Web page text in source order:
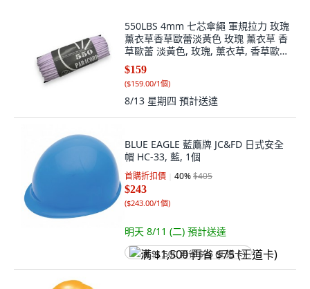
550LBS 4mm 七芯傘繩 軍規拉力 玫瑰
薰衣草香草歐蕾淡黃色 玫瑰 薰衣草 香
草歐蕾 淡黃色, 玫瑰, 薰衣草, 香草歐
蕾, 淡黃色, 1個
$159
($159.00/1個)
8/13 星期四 預計送達
BLUE EAGLE 藍鷹牌 JC&FD 日式安全
帽 HC-33, 藍, 1個
首購折扣價 40%$405
$243
($243.00/1個)
明天 8/11 (二) 預計送達
满 $1,500 再省 $75 (王道卡)